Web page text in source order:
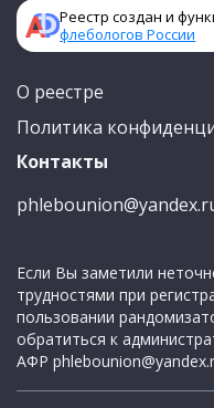
Реестр создан и
флебологов России
О реестре
Политика
Контакты
Если Вы заметили
трудностями при
пользовании
обратиться к
АФР